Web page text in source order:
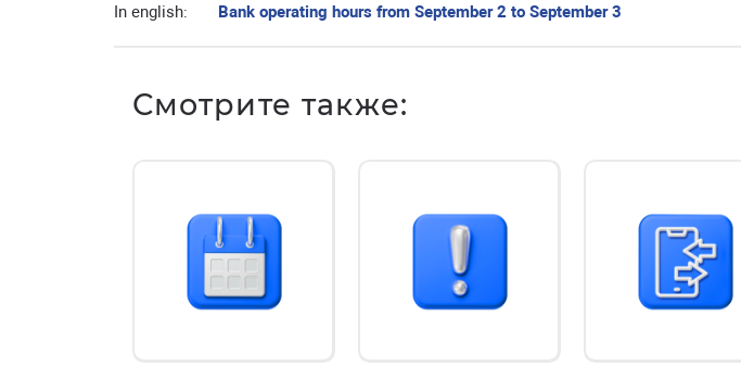
In english: Bank operating hours from September 2 to September 3
Смотрите также: